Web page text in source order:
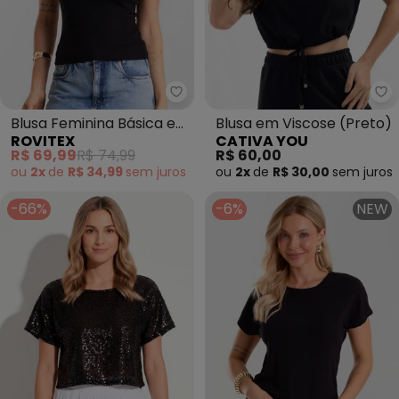
Rovitex - Blusa Feminina
Blusa Feminina Básica em
Ribana com Gola (Preto)
ROVITEX
R$ 69,99R$ 74,99
ou 2x de R$ 34,99 sem juros
Blusa em Viscose (Preto)
CATIVA YOU
R$ 60,00
ou 2x de R$ 30,00 sem juros
-66% -6% NEW